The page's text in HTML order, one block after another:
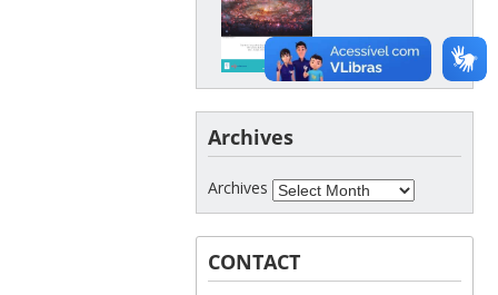
Archives
Archives
CONTACT